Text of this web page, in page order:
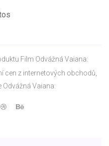
Film Odvážná Vaiana:
cen z internetových obchodů,
Odvážná Vaiana: